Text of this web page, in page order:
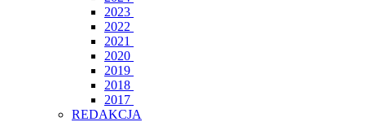
2023
2022
2021
2020
2019
2018
2017
REDAKCJA